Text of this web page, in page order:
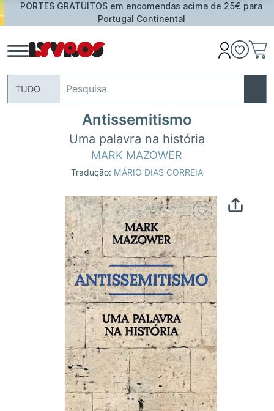
PORTES GRATUITOS em encomendas acima de 25€ para
Portugal Continental
TUDO
Antissemitismo
Uma palavra na história
MARK MAZOWER
Tradução: MÁRIO DIAS CORREIA